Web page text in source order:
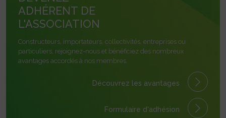
ADHÉRENT DE
L'ASSOCIATION
Constructeurs, importateurs, collectivités, entreprises ou
particuliers, rejoignez-nous et bénéficiez des nombreux
avantages accordés à nos membres.
Découvrez les avantages
Formulaire d'adhésion